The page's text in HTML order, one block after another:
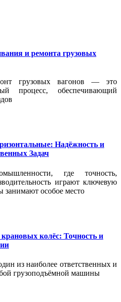
и ремонта грузовых
грузовых вагонов — это
процесс, обеспечивающий
Надёжность и
Задач
где точность,
играют ключевую
занимают особое место
колёс: Точность и
из наиболее ответственных и
грузоподъёмной машины